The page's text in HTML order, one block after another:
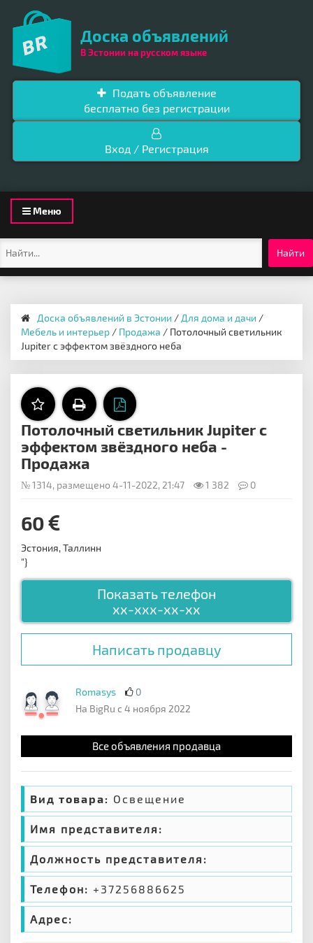
Доска объявлений
В Эстонии на русском языке
Подать объявление
бесплатно без регистрации
Вход / Регистрация
Toggle
navigation
Меню
Найти
Доска объявлений в Эстонии / Для дома и дачи /
Мебель и интерьер / Продажа / Потолочный светильник
Jupiter с эффектом звёздного неба
Потолочный светильник Jupiter с
эффектом звёздного неба -
Продажа
№ 1314, размещено 4-11-2022, 21:47 1 382 0
60
Эстония, Таллинн
"}
Показать телефон
xx-xxx-xx-xx
Написать продавцу
Romasys
0
На BigRu с 4 ноября 2022
Все объявления продавца
Вид товара: Освещение
Имя представителя:
Должность представителя:
Телефон: +37256886625
Адрес: